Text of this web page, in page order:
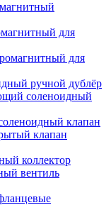
для
для
ручной дублёр
соленоидный
клапан
клапан
коллектор
вентиль